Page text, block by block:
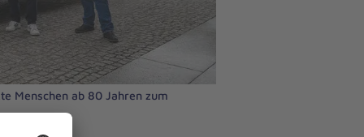
Menschen ab 80 Jahren zum